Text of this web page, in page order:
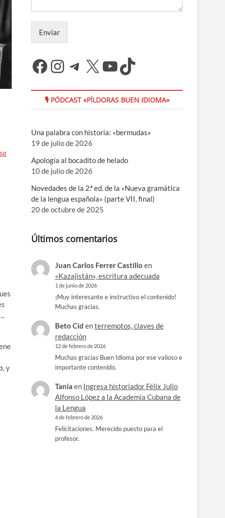
, y
Enviar
Facebook
Instagram
Telegram
X YouTube
TikTok
🎙 PÓDCAST «PÍLDORAS BUEN IDIOMA»
Una palabra con historia: «bermudas»
19 de julio de 2026
Apología al bocadito de helado
10 de julio de 2026
Novedades de la 2.ª ed. de la «Nueva gramática
de la lengua española» (parte VII, final)
20 de octubre de 2025
Últimos comentarios
Juan Carlos Ferrer Castillo en
«Kazajistán», escritura adecuada
1 de junio de 2026
¡Muy interesante e instructivo el contenido!
Muchas gracias.
Beto Cid enterremotos, claves de
redacción
12 de febrero de 2026
Muchas gracias Buen Idioma por ese valioso e
importante contenido.
Tania en Ingresa historiador Félix Julio
Alfonso López a la Academia Cubana de
la Lengua
4 de febrero de 2026
Felicitaciones. Merecido puesto para el
profesor.